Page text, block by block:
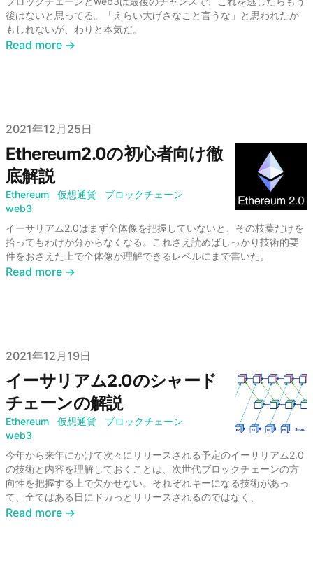
後はないと思ってる。「えらい大げさなこと言うな」と思われたか
もしれないが、わりと本気だ。
Read more →
Published on
2021年12月25日
Ethereum2.0の初心者向け徹
底解説
Ethereum 仮想通貨
ブロックチェーン
web3
イーサリアム2.0はまず全体像を把握していないと、その枝葉だけを
拾ってもわけが分からなくなる。これさえ読めばしっかり技術的要
件をおさえた上で全体像が理解できるレベルにまで書いた。
Read more →
Published on
2021年12月19日
イーサリアム2.0のシャード
チェーンの解説
Ethereum 仮想通貨
ブロックチェーン
web3
今年から来年にかけて次々にリリースされる予定のイーサリアム2.0
の技術と内容を理解しておくことは、次世代ブロックチェーンの方
向性を把握する上で欠かせない。それぞれキーになる技術があっ
て、全てはある日にドカっとリリースされるのではなく、
Read more →